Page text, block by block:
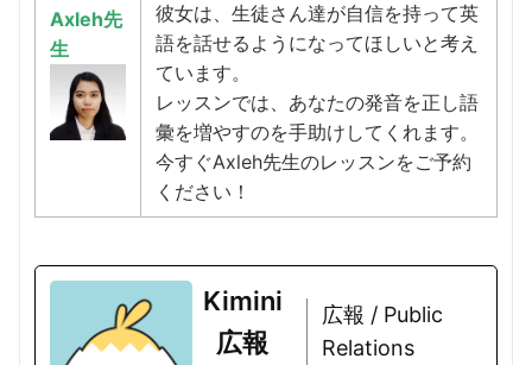
Axleh先
生
彼女は、生徒さん達が自信を持って英
語を話せるようになってほしいと考え
ています。
レッスンでは、あなたの発音を正し語
彙を増やすのを手助けしてくれます。
今すぐAxleh先生のレッスンをご予約
ください！
Kimini
広報
広報 / Public
Relations